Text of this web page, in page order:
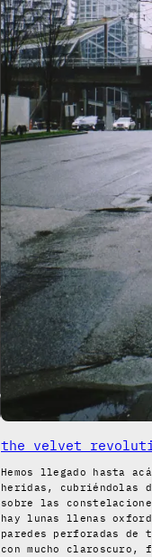
the velvet
Hemos llegado hasta
heridas, cubriéndolas
sobre las
hay lunas llenas
paredes perforadas de
con mucho claroscuro,